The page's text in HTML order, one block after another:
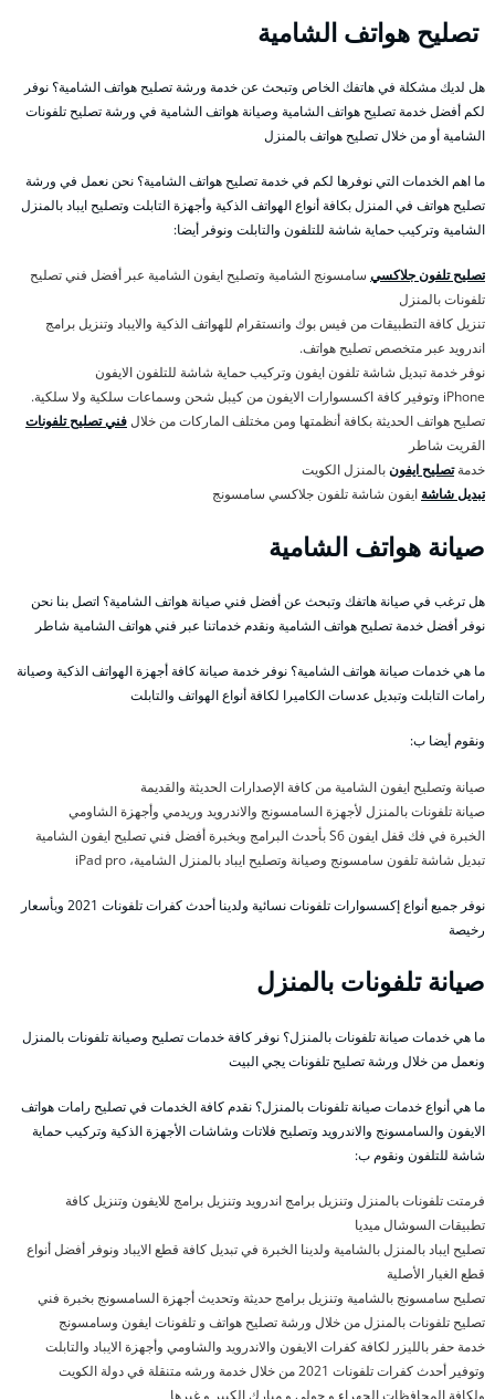
تصليح هواتف الشامية
هل لديك مشكلة في هاتفك الخاص وتبحث عن خدمة ورشة تصليح هواتف الشامية؟ نوفر
لكم أفضل خدمة تصليح هواتف الشامية وصيانة هواتف الشامية في ورشة تصليح تلفونات
الشامية أو من خلال تصليح هواتف بالمنزل
ما اهم الخدمات التي نوفرها لكم في خدمة تصليح هواتف الشامية؟ نحن نعمل في ورشة
تصليح هواتف في المنزل بكافة أنواع الهواتف الذكية وأجهزة التابلت وتصليح ايباد بالمنزل
الشامية وتركيب حماية شاشة للتلفون والتابلت ونوفر أيضا:
تصليح تلفون جلاكسي سامسونج الشامية وتصليح ايفون الشامية عبر أفضل فني تصليح
تلفونات بالمنزل
تنزيل كافة التطبيقات من فيس بوك وانستقرام للهواتف الذكية والايباد وتنزيل برامج
اندرويد عبر متخصص تصليح هواتف.
نوفر خدمة تبديل شاشة تلفون ايفون وتركيب حماية شاشة للتلفون الايفون
iPhone وتوفير كافة اكسسوارات الايفون من كيبل شحن وسماعات سلكية ولا سلكية.
تصليح هواتف الحديثة بكافة أنظمتها ومن مختلف الماركات من خلالفني تصليح تلفونات
القريت شاطر
خدمةتصليح ايفونبالمنزل الكويت
تبديل شاشة ايفون شاشة تلفون جلاكسي سامسونج
صيانة هواتف الشامية
هل ترغب في صيانة هاتفك وتبحث عن أفضل فني صيانة هواتف الشامية؟ اتصل بنا نحن
نوفر أفضل خدمة تصليح هواتف الشامية ونقدم خدماتنا عبر فني هواتف الشامية شاطر
ما هي خدمات صيانة هواتف الشامية؟ نوفر خدمة صيانة كافة أجهزة الهواتف الذكية وصيانة
رامات التابلت وتبديل عدسات الكاميرا لكافة أنواع الهواتف والتابلت
ونقوم أيضا ب:
صيانة وتصليح ايفون الشامية من كافة الإصدارات الحديثة والقديمة
صيانة تلفونات بالمنزل لأجهزة السامسونج والاندرويد وريدمي وأجهزة الشاومي
الخبرة في فك قفل ايفون S6 بأحدث البرامج وبخبرة أفضل فني تصليح ايفون الشامية
تبديل شاشة تلفون سامسونج وصيانة وتصليح ايباد بالمنزل الشامية، iPad pro
نوفر جميع أنواع إكسسوارات تلفونات نسائية ولدينا أحدث كفرات تلفونات 2021 وبأسعار
رخيصة
صيانة تلفونات بالمنزل
ما هي خدمات صيانة تلفونات بالمنزل؟ نوفر كافة خدمات تصليح وصيانة تلفونات بالمنزل
ونعمل من خلال ورشة تصليح تلفونات يجي البيت
ما هي أنواع خدمات صيانة تلفونات بالمنزل؟ نقدم كافة الخدمات في تصليح رامات هواتف
الايفون والسامسونج والاندرويد وتصليح فلاتات وشاشات الأجهزة الذكية وتركيب حماية
شاشة للتلفون ونقوم ب:
فرمتت تلفونات بالمنزل وتنزيل برامج اندرويد وتنزيل برامج للايفون وتنزيل كافة
تطبيقات السوشال ميديا
تصليح ايباد بالمنزل بالشامية ولدينا الخبرة في تبديل كافة قطع الايباد ونوفر أفضل أنواع
قطع الغيار الأصلية
تصليح سامسونج بالشامية وتنزيل برامج حديثة وتحديث أجهزة السامسونج بخبرة فني
تصليح تلفونات بالمنزل من خلال ورشة تصليح هواتف و تلفونات ايفون وسامسونج
خدمة حفر بالليزر لكافة كفرات الايفون والاندرويد والشاومي وأجهزة الايباد والتابلت
وتوفير أحدث كفرات تلفونات 2021 من خلال خدمة ورشه متنقلة في دولة الكويت
ولكافة المحافظات الجهراء و حولي و مبارك الكبير و غيرها